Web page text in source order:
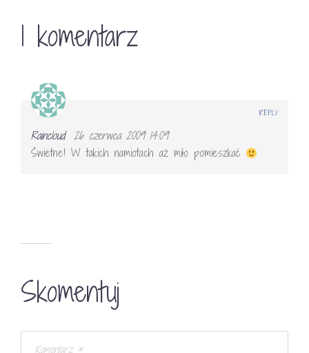
1 komentarz
Raincloud 26 czerwca 2009 14:09
Świetne! W takich namiotach aż miło pomieszkać
REPLY
Skomentuj